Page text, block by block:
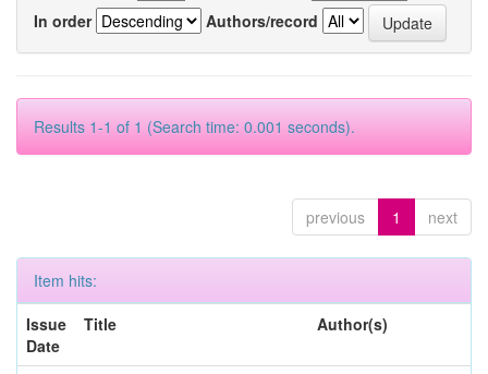
In order
Authors/record
Results 1-1 of 1 (Search time: 0.001 seconds).
previous 1 next
Item hits:
Issue
Date
Title Author(s)